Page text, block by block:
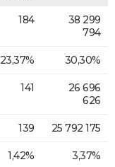
184
38 299
794
23,37% 30,30%
141
26 696
626
139 25 792 175
1,42% 3,37%